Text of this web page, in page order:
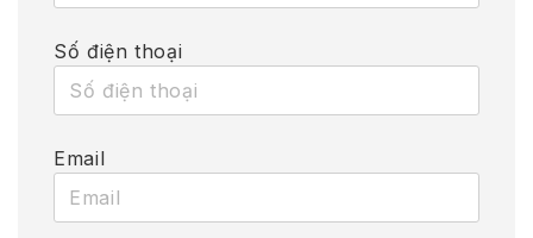
Số điện thoại
Email